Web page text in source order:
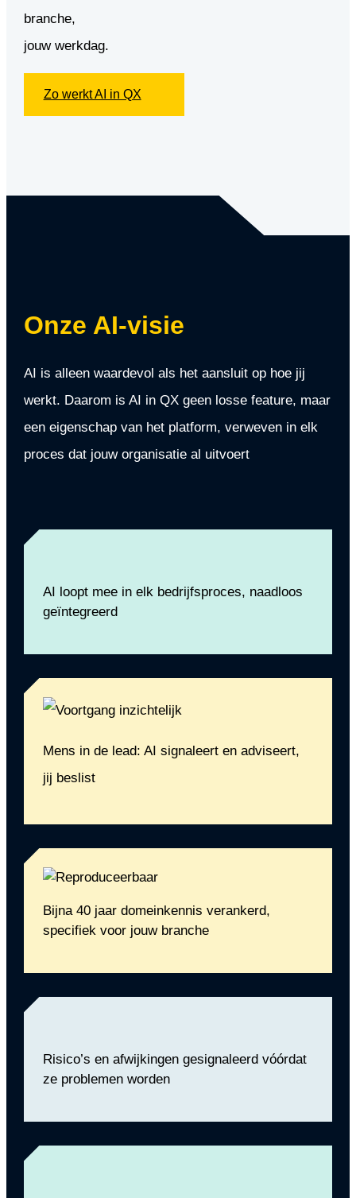
branche,
jouw werkdag.
Zo werkt AI in QX
Onze AI-visie
AI is alleen waardevol als het aansluit op hoe jij
werkt. Daarom is AI in QX geen losse feature, maar
een eigenschap van het platform, verweven in elk
proces dat jouw organisatie al uitvoert
AI loopt mee in elk bedrijfsproces, naadloos
geïntegreerd
Mens in de lead: AI signaleert en adviseert,
jij beslist
Bijna 40 jaar domeinkennis verankerd,
specifiek voor jouw branche
Risico’s en afwijkingen gesignaleerd vóórdat
ze problemen worden